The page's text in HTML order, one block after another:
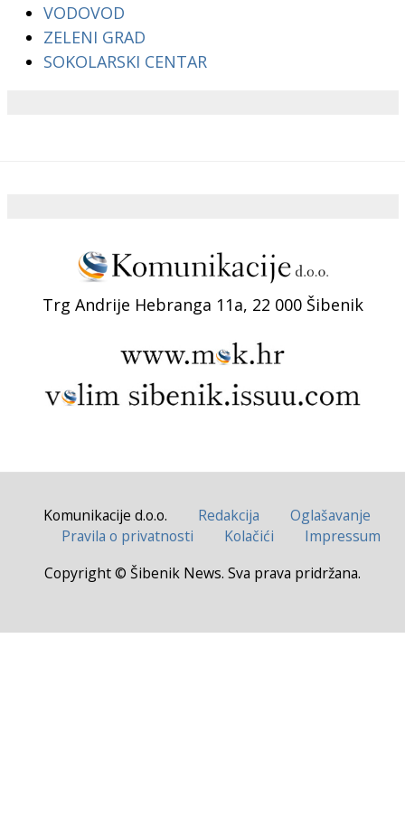
VODOVOD
ZELENI GRAD
SOKOLARSKI CENTAR
Trg Andrije Hebranga 11a, 22 000 Šibenik
Komunikacije d.o.o. Redakcija
Oglašavanje
Pravila o privatnosti
Kolačići
Impressum
Copyright © Šibenik News. Sva prava pridržana.